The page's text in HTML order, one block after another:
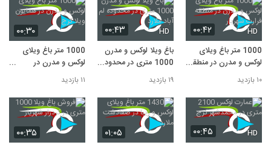
۰۰:۴۲ HD
1000 متر باغ ویلای
لوکس و مدرن در منطقه
فرارت شهریار۱۰ بازدید
۰۰:۴۳ HD
باغ ویلا لوکس و مدرن
1000 متری در محدوده
لم آباد ملارد
۱۹ بازدید
۰۰:۳۰
1000 متر باغ ویلای
لوکس و مدرن در
همایون ویلا کرج۱۱ بازدید
۰۰:۴۵ HD ۰۱:۰۵ ۰۰:۳۵